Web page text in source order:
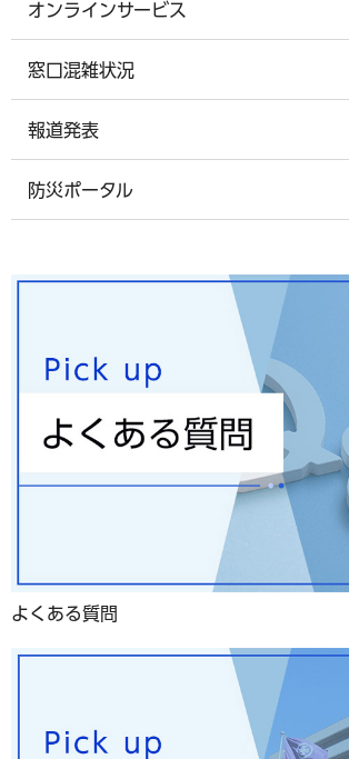
オンラインサービス
窓口混雑状況
報道発表
防災ポータル
よくある質問